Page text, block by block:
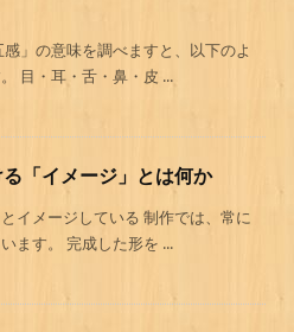
」の意味を調べますと、以下のよ
目・耳・舌・鼻・皮 ...
「イメージ」とは何か
イメージしている 制作では、常に
ます。 完成した形を ...